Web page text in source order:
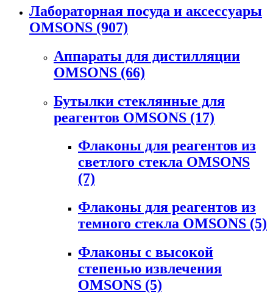
Лабораторная посуда и аксессуары
OMSONS (907)
Аппараты для дистилляции
OMSONS (66)
Бутылки стеклянные для
реагентов OMSONS (17)
Флаконы для реагентов из
светлого стекла OMSONS
(7)
Флаконы для реагентов из
темного стекла OMSONS (5)
Флаконы с высокой
степенью извлечения
OMSONS (5)